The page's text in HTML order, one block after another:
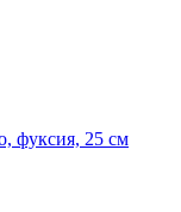
фуксия, 25 см